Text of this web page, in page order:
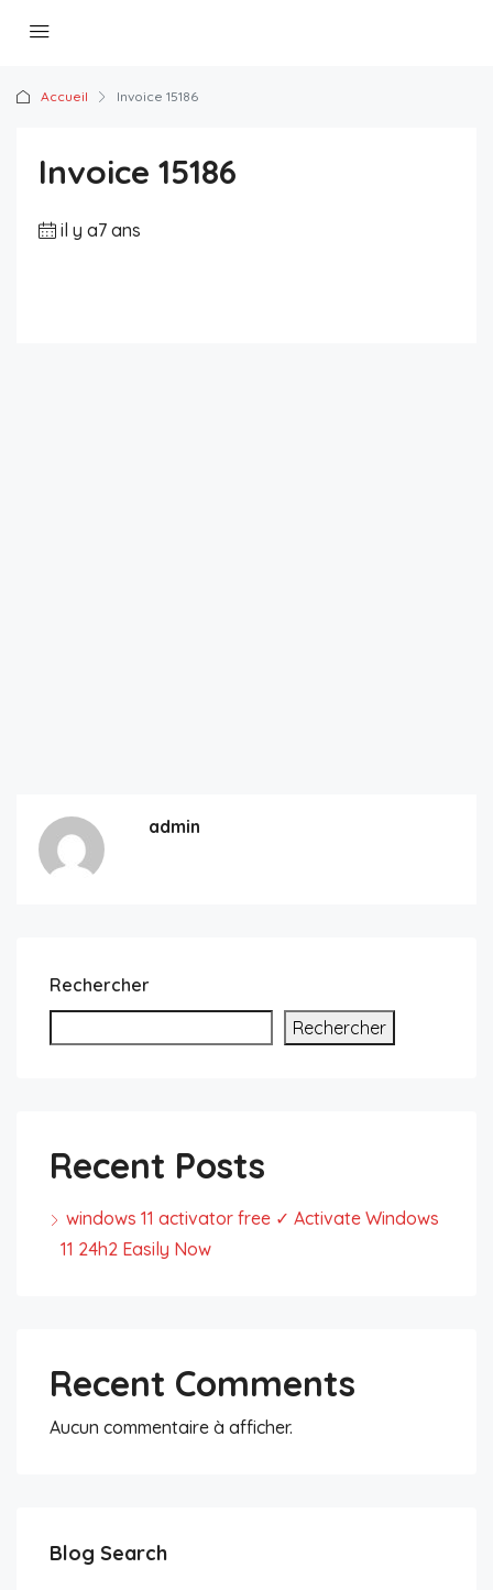
Accueil Invoice 15186
Invoice 15186
il y a7 ans
admin
Rechercher
Rechercher
Recent Posts
windows 11 activator free ✓ Activate Windows
11 24h2 Easily Now
Recent Comments
Aucun commentaire à afficher.
Blog Search